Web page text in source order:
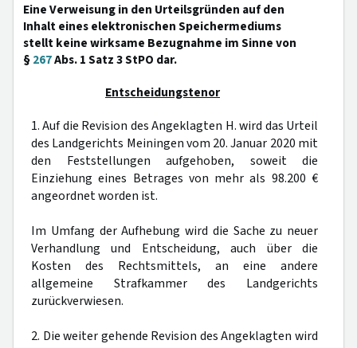
Eine Verweisung in den Urteilsgründen auf den
Inhalt eines elektronischen Speichermediums
stellt keine wirksame Bezugnahme im Sinne von
§267Abs. 1 Satz 3 StPO dar.
Entscheidungstenor
1. Auf die Revision des Angeklagten H. wird das Urteil
des Landgerichts Meiningen vom 20. Januar 2020 mit
den Feststellungen aufgehoben, soweit die
Einziehung eines Betrages von mehr als 98.200 €
angeordnet worden ist.
Im Umfang der Aufhebung wird die Sache zu neuer
Verhandlung und Entscheidung, auch über die
Kosten des Rechtsmittels, an eine andere
allgemeine Strafkammer des Landgerichts
zurückverwiesen.
2. Die weiter gehende Revision des Angeklagten wird